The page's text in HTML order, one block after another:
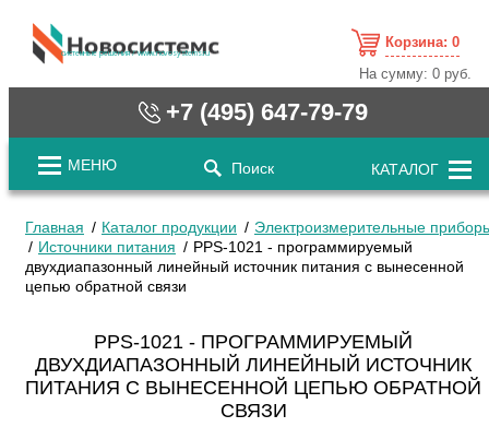
cистемные решения / www.novosystems.ru
Корзина: 0
На сумму:0 руб.
+7 (495) 647-79-79
МЕНЮ Поиск КАТАЛОГ
Главная Каталог продукции
Электроизмерительные
Источники питания
PPS-1021 - программируемый
двухдиапазонный линейный источник питания с вынесенной
цепью обратной связи
PPS-1021 - ПРОГРАММИРУЕМЫЙ
ДВУХДИАПАЗОННЫЙ ЛИНЕЙНЫЙ ИСТОЧНИК
ПИТАНИЯ С ВЫНЕСЕННОЙ ЦЕПЬЮ ОБРАТНОЙ
СВЯЗИ